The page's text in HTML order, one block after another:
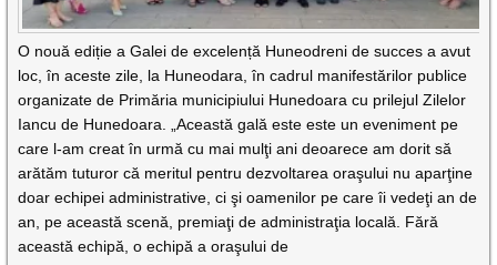
O nouă ediție a Galei de excelență Huneodreni de succes a avut
loc, în aceste zile, la Huneodara, în cadrul manifestărilor publice
organizate de Primăria municipiului Hunedoara cu prilejul Zilelor
Iancu de Hunedoara. „Această gală este este un eveniment pe
care l-am creat în urmă cu mai mulţi ani deoarece am dorit să
arătăm tuturor că meritul pentru dezvoltarea oraşului nu aparţine
doar echipei administrative, ci şi oamenilor pe care îi vedeţi an de
an, pe această scenă, premiaţi de administraţia locală. Fără
această echipă, o echipă a oraşului de